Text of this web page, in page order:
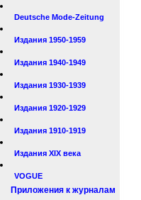
Deutsche Mode-Zeitung
Издания 1950-1959
Издания 1940-1949
Издания 1930-1939
Издания 1920-1929
Издания 1910-1919
Издания XIX века
VOGUE
Приложения к журналам